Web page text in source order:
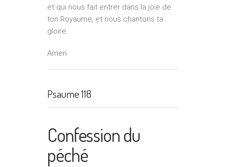
et qui nous fait entrer dans la joie de
ton Royaume, et nous chantons ta
gloire.
Amen
Psaume 118
Confession du
péché